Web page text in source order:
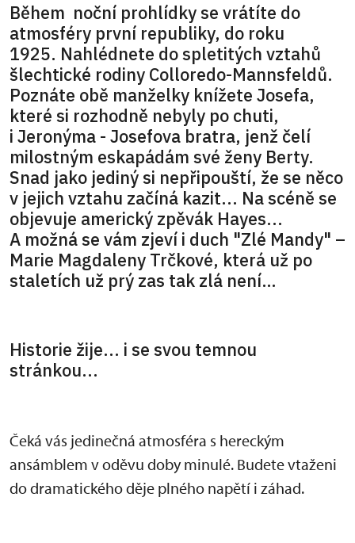
Během noční prohlídky se vrátíte do
atmosféry první republiky, do roku
1925. Nahlédnete do spletitých vztahů
šlechtické rodiny Colloredo-Mannsfeldů.
Poznáte obě manželky knížete Josefa,
které si rozhodně nebyly po chuti,
i Jeronýma - Josefova bratra, jenž čelí
milostným eskapádám své ženy Berty.
Snad jako jediný si nepřipouští, že se něco
v jejich vztahu začíná kazit... Na scéně se
objevuje americký zpěvák Hayes...
A možná se vám zjeví i duch "Zlé Mandy" –
Marie Magdaleny Trčkové, která už po
staletích už prý zas tak zlá není…
Historie žije... i se svou temnou
stránkou...
Čeká vás jedinečná atmosféra s hereckým
ansámblem v oděvu doby minulé. Budete vtaženi
do dramatického děje plného napětí i záhad.